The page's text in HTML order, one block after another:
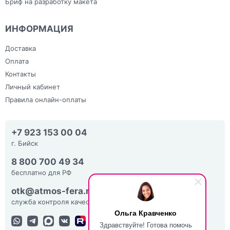
Ольга Кравченко
Здравствуйте! Готова помочь
Бриф на разработку макета
ИНФОРМАЦИЯ
Доставка
Оплата
Контакты
Личный кабинет
Правила онлайн-оплаты
+7 923 153 00 04
г. Бийск
8 800 700 49 34
бесплатно для РФ
otk@atmos-fera.ru
служба контроля качества